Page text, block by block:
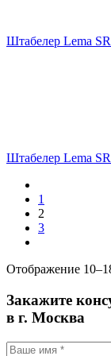
Штабелер Lema
Штабелер Lema
1
2
3
Отображение
Закажите
в г. Москва